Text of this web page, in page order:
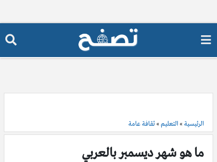
الرئيسية »التعليم »ثقافة عامة
ما هو شهر ديسمبر بالعربي